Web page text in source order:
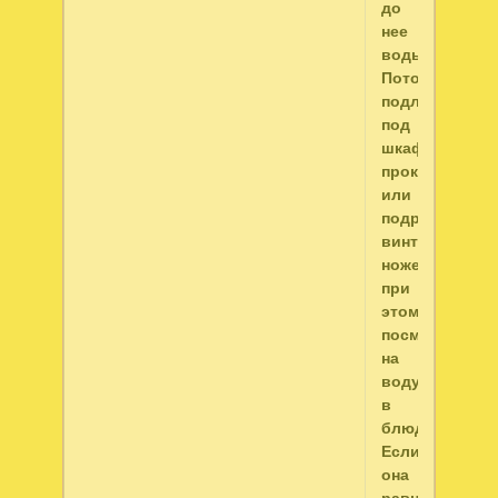
до
нее
воды.
Потом
подложите
под
шкаф
прокладки
или
винты
ножек,
при
этом
на
воду
в
блюдце.
Если
она